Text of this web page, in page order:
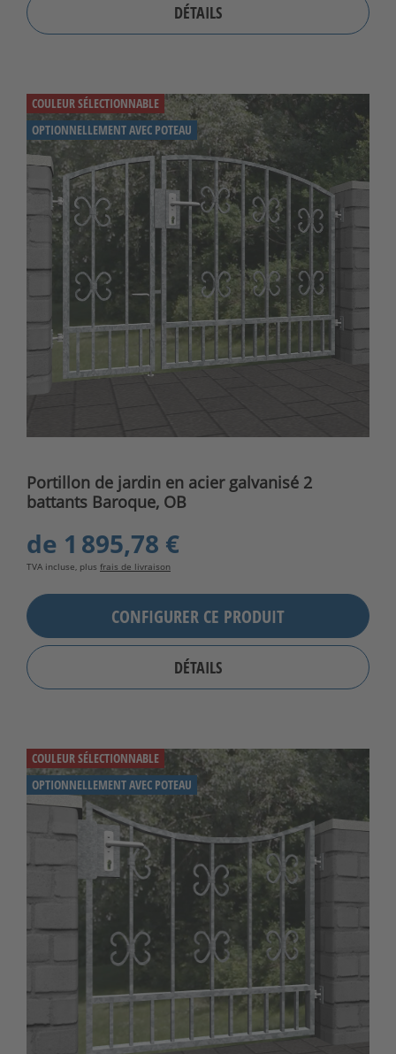
DÉTAILS
COULEUR SÉLECTIONNABLE
OPTIONNELLEMENT AVEC POTEAU
Portillon de jardin en acier galvanisé 2
battants Baroque, OB
de 1 895,78 €
TVA incluse, plus frais de livraison
CONFIGURER CE PRODUIT
DÉTAILS
COULEUR SÉLECTIONNABLE
OPTIONNELLEMENT AVEC POTEAU